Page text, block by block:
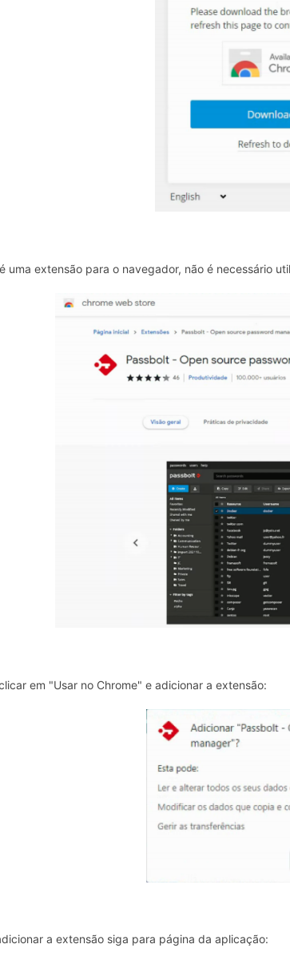
uma extensão para o navegador, não é necessário
em "Usar no Chrome" e adicionar a extensão:
a extensão siga para página da aplicação: